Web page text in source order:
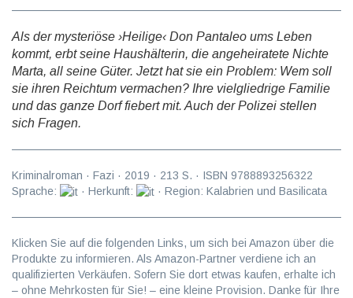
Als der mysteriöse ›Heilige‹ Don Pantaleo ums Leben
kommt, erbt seine Haushälterin, die angeheiratete Nichte
Marta, all seine Güter. Jetzt hat sie ein Problem: Wem soll
sie ihren Reichtum vermachen? Ihre vielgliedrige Familie
und das ganze Dorf fiebert mit. Auch der Polizei stellen
sich Fragen.
Kriminalroman · Fazi · 2019 · 213 S. · ISBN 9788893256322
Sprache:
· Herkunft: · Region: Kalabrien und Basilicata
Klicken Sie auf die folgenden Links, um sich bei Amazon über die
Produkte zu informieren. Als Amazon-Partner verdiene ich an
qualifizierten Verkäufen. Sofern Sie dort etwas kaufen, erhalte ich
– ohne Mehrkosten für Sie! – eine kleine Provision. Danke für Ihre